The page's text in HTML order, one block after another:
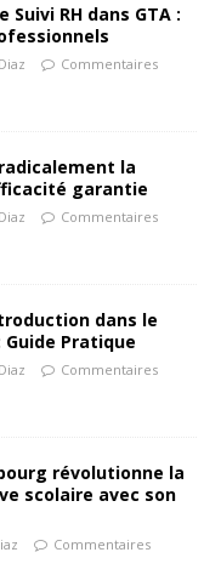
RH dans GTA :
Commentaires
la
garantie
Commentaires
dans le
Pratique
Commentaires
révolutionne la
scolaire avec son
Commentaires